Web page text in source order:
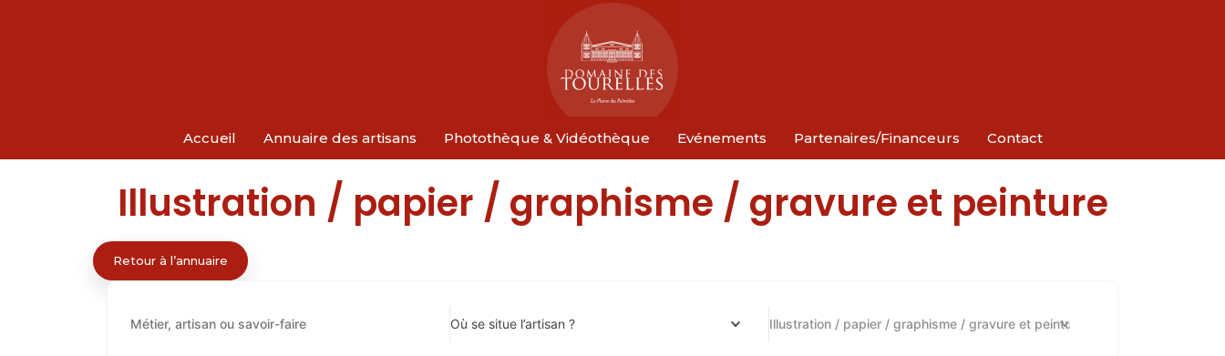
Accueil Annuaire des artisans Photothèque & Vidéothèque Evénements Partenaires/Financeurs Contact
Illustration / papier / graphisme / gravure et peinture
Retour à l’annuaire
Où se situe l’artisan ? Illustration / papier / graphisme / gravure et peinture